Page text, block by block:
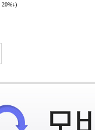
20%↓)